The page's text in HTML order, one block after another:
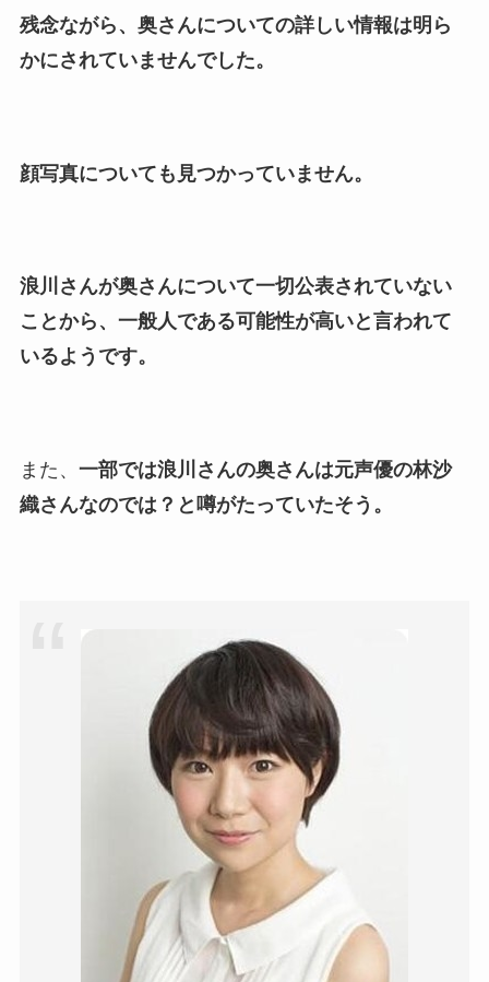
大川橋蔵の奥さん・真理子は
高木豊の妻は宮内千早！再婚
の馴れ初めに元嫁との結婚や
残念ながら、奥さんについての詳しい情報は明ら
かにされていませんでした。
顔写真についても見つかっていません。
浪川さんが奥さんについて一切公表されていない
ことから、一般人である可能性が高いと言われて
いるようです。
また、 一部では浪川さんの奥さんは元声優の林沙
織さんなのでは？と噂がたっていたそう。